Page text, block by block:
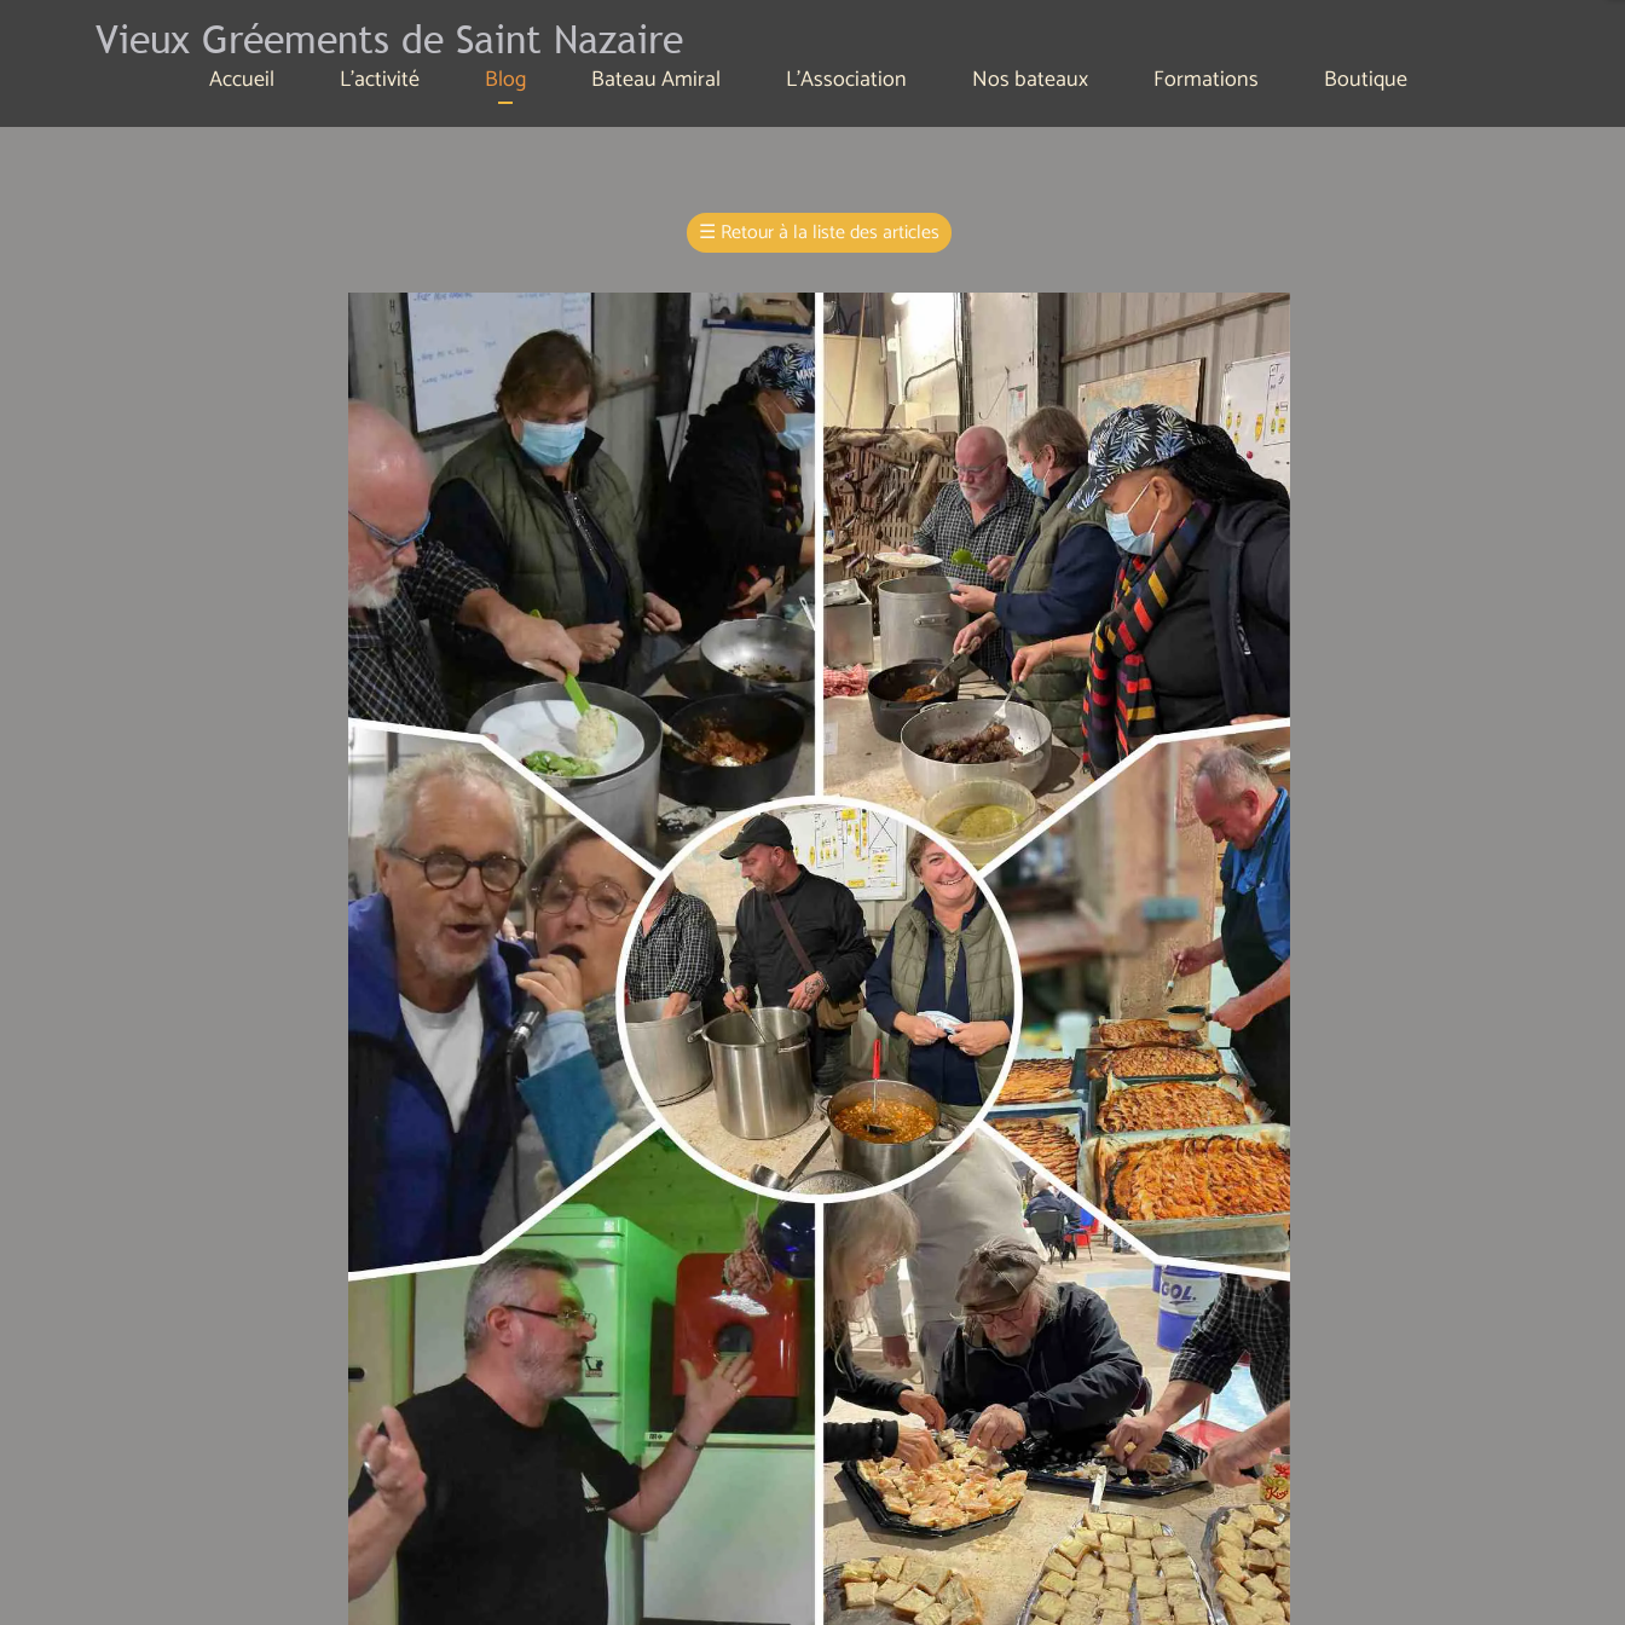
Accueil L'activité Blog Bateau Amiral L'Association Nos bateaux Formations Boutique
Vieux Gréements de Saint Nazaire
☰ Retour à la liste des articles